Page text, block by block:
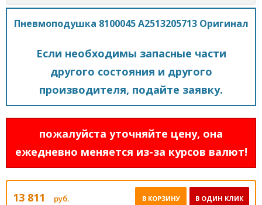
Пневмоподушка 8100045 A2513205713 Оригинал
Если необходимы запасные части
другого состояния и другого
производителя, подайте заявку.
пожалуйста уточняйте цену, она
ежедневно меняется из-за курсов валют!
13 811 руб. В ОДИН КЛИК
В КОРЗИНУ